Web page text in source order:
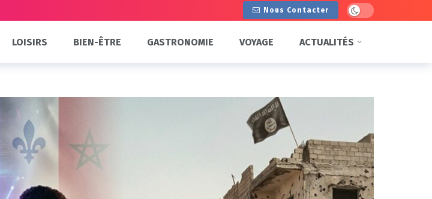
Nous Contacter Dark mode
LOISIRS BIEN-ÊTRE GASTRONOMIE VOYAGE ACTUALITÉS